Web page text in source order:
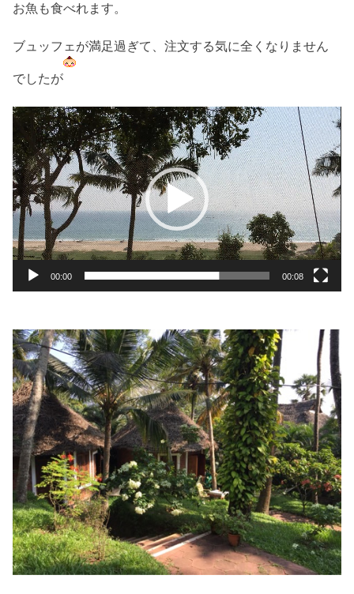
お魚も食べれます。
ブュッフェが満足過ぎて、注文する気に全くなりません
でしたが
動
画
プ
レ
ー
ヤ
ー
00:00 00:08